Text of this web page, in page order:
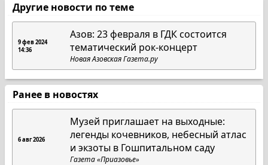
Другие новости по теме
9 фев 2024
14:36
Азов: 23 февраля в ГДК состоится
тематический рок-концерт
Новая Азовская Газета.ру
Ранее в новостях
6 авг 2026
Музей приглашает на выходные:
легенды кочевников, небесный атлас
и экзоты в Гошпитальном саду
Газета «Приазовье»